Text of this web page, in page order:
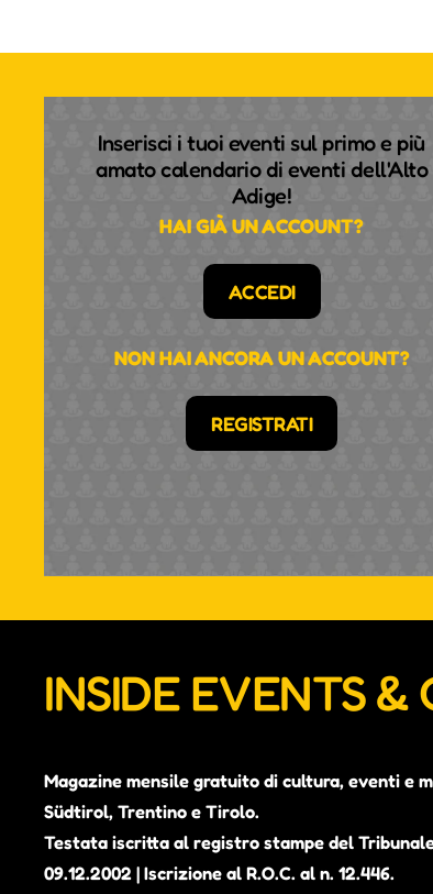
Inserisci i tuoi eventi sul primo e più
amato calendario di eventi dell'Alto
Adige!
HAI GIÀ UN ACCOUNT?
ACCEDI
NON HAI ANCORA UN ACCOUNT?
REGISTRATI
INSIDE EVENTS &
Magazine mensile gratuito di cultura, eventi e
Südtirol, Trentino e Tirolo.
Testata iscritta al registro stampe del
09.12.2002 | Iscrizione al R.O.C. al n. 12.446.